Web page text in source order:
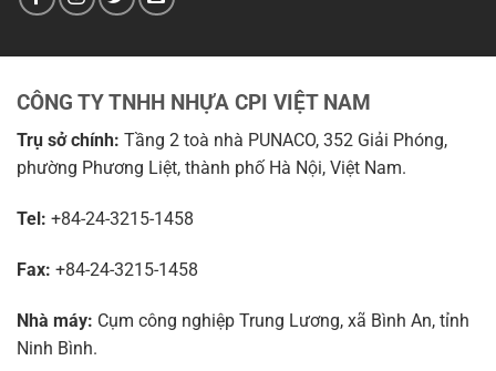
CÔNG TY TNHH NHỰA CPI VIỆT NAM
Trụ sở chính: Tầng 2 toà nhà PUNACO, 352 Giải Phóng,
phường Phương Liệt, thành phố Hà Nội, Việt Nam.
Tel: +84-24-3215-1458
Fax: +84-24-3215-1458
Nhà máy: Cụm công nghiệp Trung Lương, xã Bình An, tỉnh
Ninh Bình.